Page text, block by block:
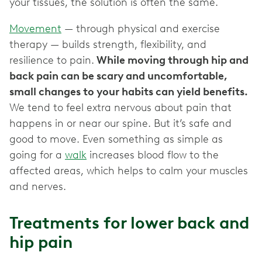
Movement — through physical and exercise
therapy — builds strength, flexibility, and
resilience to pain. While moving through hip and
back pain can be scary and uncomfortable,
small changes to your habits can yield benefits.
We tend to feel extra nervous about pain that
happens in or near our spine. But it’s safe and
good to move. Even something as simple as
going for a walk increases blood flow to the
affected areas, which helps to calm your muscles
and nerves.
Treatments for lower back and
hip pain